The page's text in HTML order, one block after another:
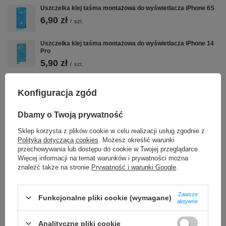
Uszczelka klej taśma montażowa do wyświetlacza iPhone 6S
6,90 zł / szt.
Uszczelka klej taśma montażowa do wyświetlacza iPhone 14
Pro
5,90 zł / szt.
2,90 zł / szt.
Uszczelka klej taśma montażowa do wyświetlacza iPhone 15
5,90 zł / szt.
Uszczelka Podklejka Taśma montażowa pod wyświetlacz do
Apple iPhone 17
8,90 zł / szt.
Zestaw narzędzi serwisowych Premium iPhone 5 6 7 8 X XS 11
12 13 Pro Max
Uszczelka klej taśma montażowa do wyświetlacza iPhone 13
Konfiguracja zgód
Dbamy o Twoją prywatność
Sklep korzysta z plików cookie w celu realizacji usług zgodnie z
Polityką dotyczącą cookies . Możesz określić warunki
przechowywania lub dostępu do cookie w Twojej przeglądarce.
Więcej informacji na temat warunków i prywatności można
znaleźć także na stronie Prywatność i warunki Google
Funkcjonalne pliki cookie (wymagane)
Zawsze
aktywne
Analityczne pliki cookie